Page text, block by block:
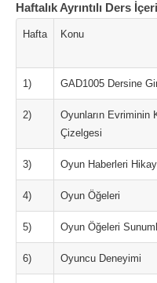
Haftalık Ayrıntılı Ders
Hafta Konu
1) GAD1005 Dersine
2)
Oyunların Evriminin
Çizelgesi
3) Oyun Haberleri
4) Oyun Öğeleri
5) Oyun Öğeleri
6) Oyuncu Deneyimi